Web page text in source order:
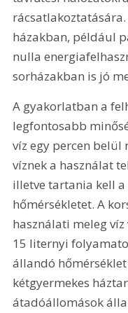
házakban, például
nulla
sorházakban is jó
A gyakorlatban a
legfontosabb
víz egy percen belül
víznek a használat
illetve tartania kell
hőmérsékletet. A
használati meleg
15 liternyi
állandó hőmérséklet
kétgyermekes
átadóállomások